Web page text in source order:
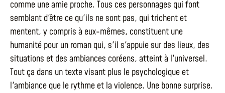
comme une amie proche. Tous ces personnages qui font
semblant d'être ce qu'ils ne sont pas, qui trichent et
mentent, y compris à eux-mêmes, constituent une
humanité pour un roman qui, s'il s'appuie sur des lieux, des
situations et des ambiances coréens, atteint à l'universel.
Tout ça dans un texte visant plus le psychologique et
l'ambiance que le rythme et la violence. Une bonne surprise.